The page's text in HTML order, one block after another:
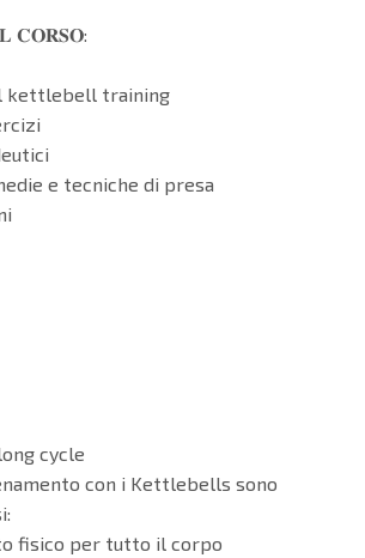
𝐂𝐎𝐑𝐒𝐎:
kettlebell training
e tecniche di presa
cycle
con i Kettlebells sono
fisico per tutto il corpo